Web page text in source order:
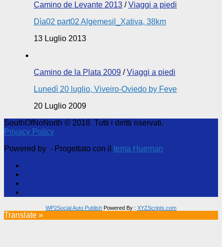
Camino de Levante 2013 /Viaggi a piedi
Dìa02 part02 Algemesil_Xativa, 38km
13 Luglio 2013
Camino de la Plata 2009 /Viaggi a piedi
Lunedì 20 luglio, Viveiro-Oviedo by Feve
20 Luglio 2009
SouthOfNoNorth © 2018. Tutti i diritti riservati.
Privacy Policy
Powered by - Progettato con il tema Hueman
WP2Social Auto Publish Powered By : XYZScripts.com
Translate »